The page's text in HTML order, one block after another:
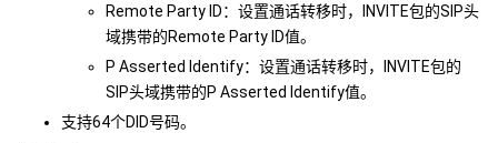
Remote Party ID：设置通话转移时，INVITE包的SIP头
域携带的Remote Party ID值。
P Asserted Identify：设置通话转移时，INVITE包的
SIP头域携带的P Asserted Identify值。
支持64个DID号码。